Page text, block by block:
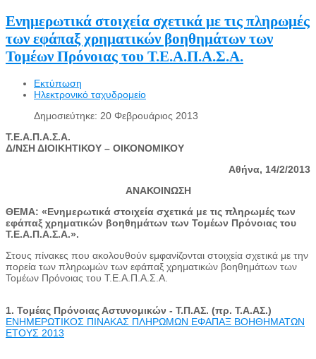
Ενημερωτικά στοιχεία σχετικά με τις πληρωμές
των εφάπαξ χρηματικών βοηθημάτων των
Τομέων Πρόνοιας του Τ.Ε.Α.Π.Α.Σ.Α.
Εκτύπωση
Ηλεκτρονικό ταχυδρομείο
Δημοσιεύτηκε: 20 Φεβρουάριος 2013
Τ.Ε.Α.Π.Α.Σ.Α.
Δ/ΝΣΗ ΔΙΟΙΚΗΤΙΚΟΥ – ΟΙΚΟΝΟΜΙΚΟΥ
Αθήνα, 14/2/2013
ΑΝΑΚΟΙΝΩΣΗ
ΘΕΜΑ: «Ενημερωτικά στοιχεία σχετικά με τις πληρωμές των
εφάπαξ χρηματικών βοηθημάτων των Τομέων Πρόνοιας του
Τ.Ε.Α.Π.Α.Σ.Α.».
Στους πίνακες που ακολουθούν εμφανίζονται στοιχεία σχετικά με την
πορεία των πληρωμών των εφάπαξ χρηματικών βοηθημάτων των
Τομέων Πρόνοιας του Τ.Ε.Α.Π.Α.Σ.Α.
1. Τομέας Πρόνοιας Αστυνομικών - Τ.Π.ΑΣ. (πρ. Τ.Α.ΑΣ.)
ΕΝΗΜΕΡΩΤΙΚΟΣ ΠΙΝΑΚΑΣ ΠΛΗΡΩΜΩΝ ΕΦΑΠΑΞ ΒΟΗΘΗΜΑΤΩΝ
ΕΤΟΥΣ 2013